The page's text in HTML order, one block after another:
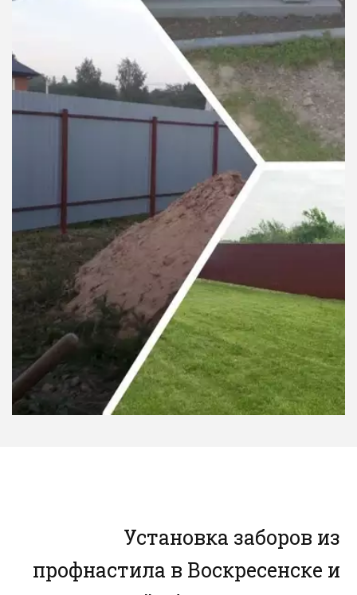
Установка заборов из
профнастила в Воскресенске и